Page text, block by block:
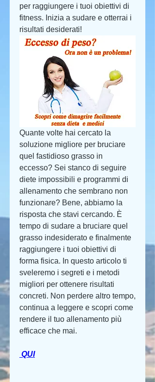
per raggiungere i tuoi obiettivi di
fitness. Inizia a sudare e otterrai i
risultati desiderati!
Quante volte hai cercato la
soluzione migliore per bruciare
quel fastidioso grasso in
eccesso? Sei stanco di seguire
diete impossibili e programmi di
allenamento che sembrano non
funzionare? Bene, abbiamo la
risposta che stavi cercando. È
tempo di sudare a bruciare quel
grasso indesiderato e finalmente
raggiungere i tuoi obiettivi di
forma fisica. In questo articolo ti
sveleremo i segreti e i metodi
migliori per ottenere risultati
concreti. Non perdere altro tempo,
continua a leggere e scopri come
rendere il tuo allenamento più
efficace che mai.
QUI